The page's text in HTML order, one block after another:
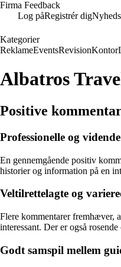
Firma Feedback
Log påRegistrér dig
Kategorier
ReklameEventsRevisionKontor
Albatros
Positive
Professionelle og
En gennemgående positiv
historier og information på en
Veltilrettelagte og
Flere kommentarer fremhæver,
interessant. Der er også
Godt samspil mellem